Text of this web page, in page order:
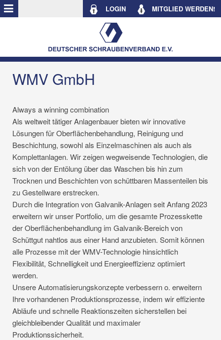
LOGIN MITGLIED WERDEN!
WMV GmbH
Always a winning combination
Als weltweit tätiger Anlagenbauer bieten wir innovative
Lösungen für Oberflächenbehandlung, Reinigung und
Beschichtung, sowohl als Einzelmaschinen als auch als
Komplettanlagen. Wir zeigen wegweisende Technologien, die
sich von der Entölung über das Waschen bis hin zum
Trocknen und Beschichten von schüttbaren Massenteilen bis
zu Gestellware erstrecken.
Durch die Integration von Galvanik-Anlagen seit Anfang 2023
erweitern wir unser Portfolio, um die gesamte Prozesskette
der Oberflächenbehandlung im Galvanik-Bereich von
Schüttgut nahtlos aus einer Hand anzubieten. Somit können
alle Prozesse mit der WMV-Technologie hinsichtlich
Flexibilität, Schnelligkeit und Energieeffizienz optimiert
werden.
Unsere Automatisierungskonzepte verbessern o. erweitern
Ihre vorhandenen Produktionsprozesse, indem wir effiziente
Abläufe und schnelle Reaktionszeiten sicherstellen bei
gleichbleibender Qualität und maximaler
Produktionssicherheit.